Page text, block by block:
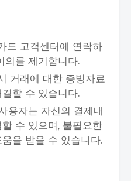
드 고객센터에 연락하
의를 제기합니다.
거래에 대한 증빙자료
할 수 있습니다.
용자는 자신의 결제내
수 있으며, 불필요한
을 받을 수 있습니다.